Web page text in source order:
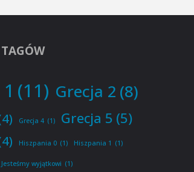
(11) Grecja 2 (8)
Grecja 4 (1) Grecja 5 (5)
Hiszpania 0 (1) Hiszpania 1 (1)
Jesteśmy wyjątkowi (1)